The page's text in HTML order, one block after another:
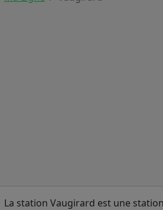
La station Vaugirard est une